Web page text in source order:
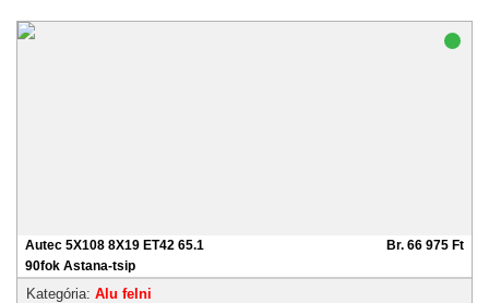
Autec 5X108 8X19 ET42 65.1
90fok Astana-tsip
Br. 66 975 Ft
Kategória: Alu felni